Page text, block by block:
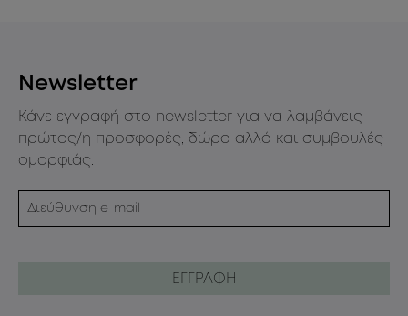
Newsletter
Κάνε εγγραφή στο newsletter για να λαμβάνεις
πρώτος/η προσφορές, δώρα αλλά και συμβουλές
ομορφιάς.